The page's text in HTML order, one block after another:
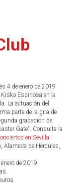
4 de enero de 2019
Espinosa en la
La actuación del
parte de la gira de
grabación de
Gate". Consulta la
en Sevilla.
Alameda de Hércules,
de 2019.